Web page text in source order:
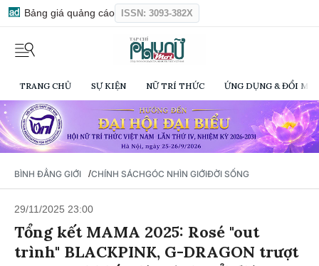
Bảng giá quảng cáo ISSN: 3093-382X
TRANG CHỦ SỰ KIỆN NỮ TRÍ THỨC ỨNG DỤNG & ĐỔI
BÌNH ĐẲNG GIỚI /CHÍNH SÁCHGÓC NHÌN GIỚIĐỜI SỐNG
29/11/2025 23:00
Tổng kết MAMA 2025: Rosé "out
trình" BLACKPINK, G-DRAGON trượt